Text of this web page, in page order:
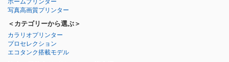
ホームプリンター
写真高画質プリンター
＜カテゴリーから選ぶ＞
カラリオプリンター
プロセレクション
エコタンク搭載モデル